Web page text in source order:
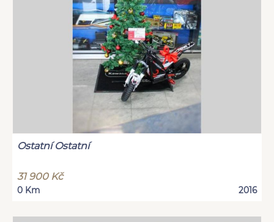
Ostatní Ostatní
31 900 Kč
0 Km 2016